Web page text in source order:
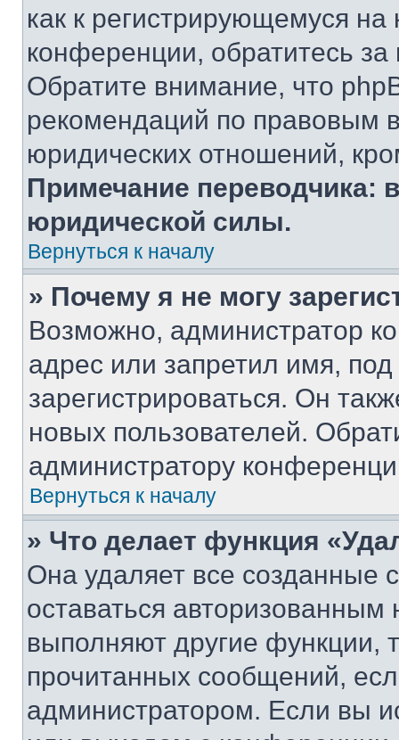
как к регистрирующемуся
конференции, обратитесь
Обратите внимание, что
рекомендаций по правовым
юридических отношений,
Примечание переводчика:
юридической силы.
Вернуться к началу
» Почему я не могу
Возможно, администратор
адрес или запретил имя,
зарегистрироваться. Он
новых пользователей.
администратору
Вернуться к началу
» Что делает функция
Она удаляет все созданные
оставаться
выполняют другие функции,
прочитанных сообщений,
администратором. Если вы